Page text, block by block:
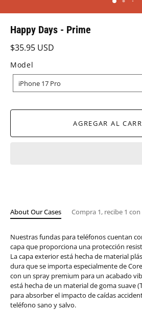
Happy Days - Prime
$35.95 USD
Model
iPhone 17 Pro
AGREGAR AL
About Our Cases Compra 1, recibe 1
Nuestras fundas para teléfonos cuentan
capa que proporciona una protección
La capa exterior está hecha de material
dura que se importa especialmente de
con un spray premium para un acabado
está hecha de un material de goma suave
para absorber el impacto de caídas
teléfono sano y salvo.